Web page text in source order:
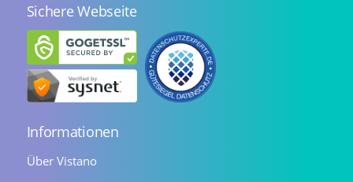
Sichere Webseite
Informationen
Über Vistano